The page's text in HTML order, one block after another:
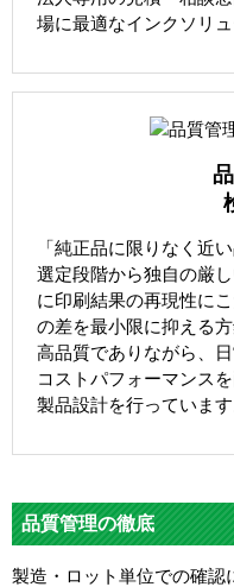
場に最適なインクソリ
「純正品に限りなく近
選定段階から独自の厳
に印刷結果の再現性に
の差を最小限に抑える方
高品質でありながら、
コストパフォーマンス
製品設計を行っています
品質管理の徹底
製造・ロット単位での確認